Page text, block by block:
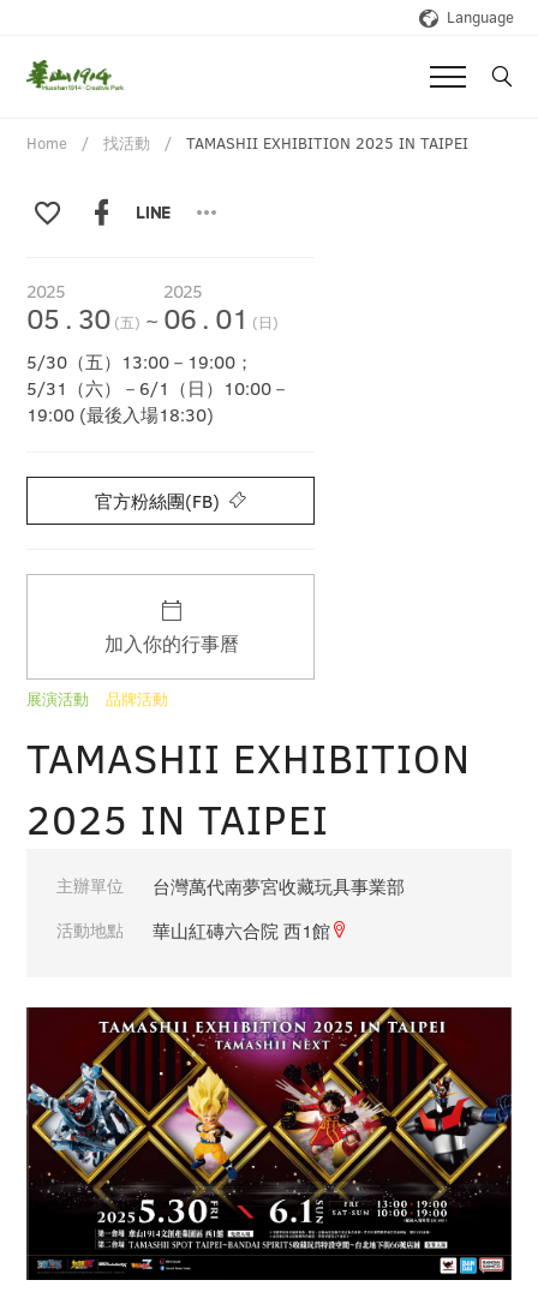
Language
Home 找活動 TAMASHII EXHIBITION 2025 IN TAIPEI
2025
05 . 30 (五) ~
2025
06 . 01 (日)
5/30（五）13:00－19:00；
5/31（六）－6/1（日）10:00－
19:00 (最後入場18:30)
加入你的行事曆
展演活動 品牌活動
TAMASHII EXHIBITION
2025 IN TAIPEI
主辦單位 台灣萬代南夢宮收藏玩具事業部
活動地點 華山紅磚六合院 西1館